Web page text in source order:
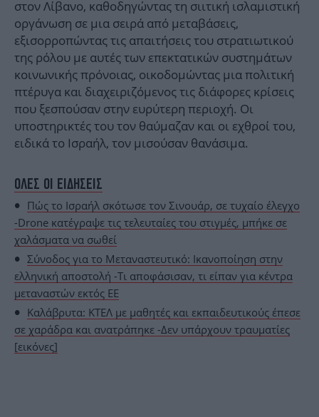
στον Λίβανο, καθοδηγώντας τη σιιτική ισλαμιστική
οργάνωση σε μια σειρά από μεταβάσεις,
εξισορροπώντας τις απαιτήσεις του στρατιωτικού
της ρόλου με αυτές των επεκτατικών συστημάτων
κοινωνικής πρόνοιας, οικοδομώντας μια πολιτική
πτέρυγα και διαχειριζόμενος τις διάφορες κρίσεις
που ξεσπούσαν στην ευρύτερη περιοχή. Οι
υποστηρικτές του τον θαύμαζαν και οι εχθροί του,
ειδικά το Ισραήλ, τον μισούσαν θανάσιμα.
ΟΛΕΣ ΟΙ ΕΙΔΗΣΕΙΣ
Πώς το Ισραήλ σκότωσε τον Σινουάρ, σε τυχαίο έλεγχο
-Drone κατέγραψε τις τελευταίες του στιγμές, μπήκε σε
χαλάσματα να σωθεί
Σύνοδος για το Μεταναστευτικό: Ικανοποίηση στην
ελληνική αποστολή -Τι αποφάσισαν, τι είπαν για κέντρα
μεταναστών εκτός ΕΕ
Καλάβρυτα: ΚΤΕΛ με μαθητές και εκπαιδευτικούς έπεσε
σε χαράδρα και ανατράπηκε -Δεν υπάρχουν τραυματίες
[εικόνες]